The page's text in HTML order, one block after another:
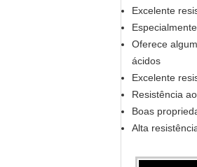
Excelente
Oferece
ácidos
Excelente
Resistência
Boas
Alta